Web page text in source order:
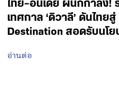
ไทย–อินเดีย ผนึกกำลัง!
เทศกาล ‘ดิวาลี’ ดันไทยสู่
Destination สอดรับนโ
อ่านต่อ